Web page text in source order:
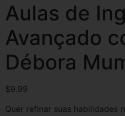
Aulas de
Avançado
Débora
$9.99
Quer refinar suas habilidades